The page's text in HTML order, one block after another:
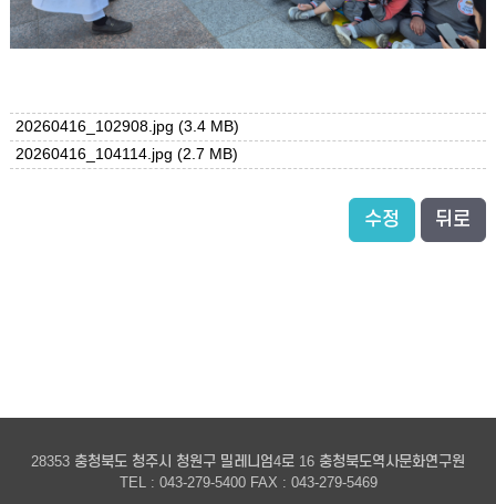
20260416_102908.jpg (3.4 MB)
20260416_104114.jpg (2.7 MB)
수정 뒤로
28353 충청북도 청주시 청원구 밀레니엄4로 16 충청북도역사문화연구원
TEL : 043-279-5400 FAX : 043-279-5469